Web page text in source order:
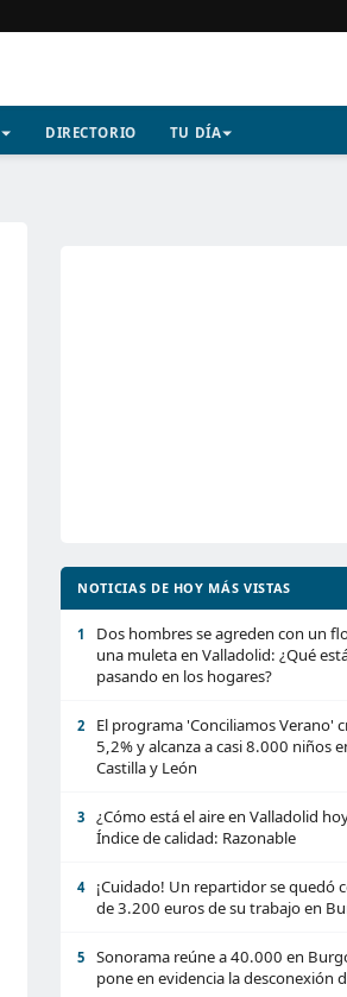
DIRECTORIO TU DÍA
NOTICIAS DE HOY MÁS VISTAS
1
Dos hombres se agreden con un
una muleta en Valladolid: ¿Qué
pasando en los hogares?
2
El programa 'Conciliamos Verano'
5,2% y alcanza a casi 8.000 niños
Castilla y León
3
¿Cómo está el aire en Valladolid
Índice de calidad: Razonable
4
¡Cuidado! Un repartidor se quedó
de 3.200 euros de su trabajo en
5
Sonorama reúne a 40.000 en
pone en evidencia la desconexión